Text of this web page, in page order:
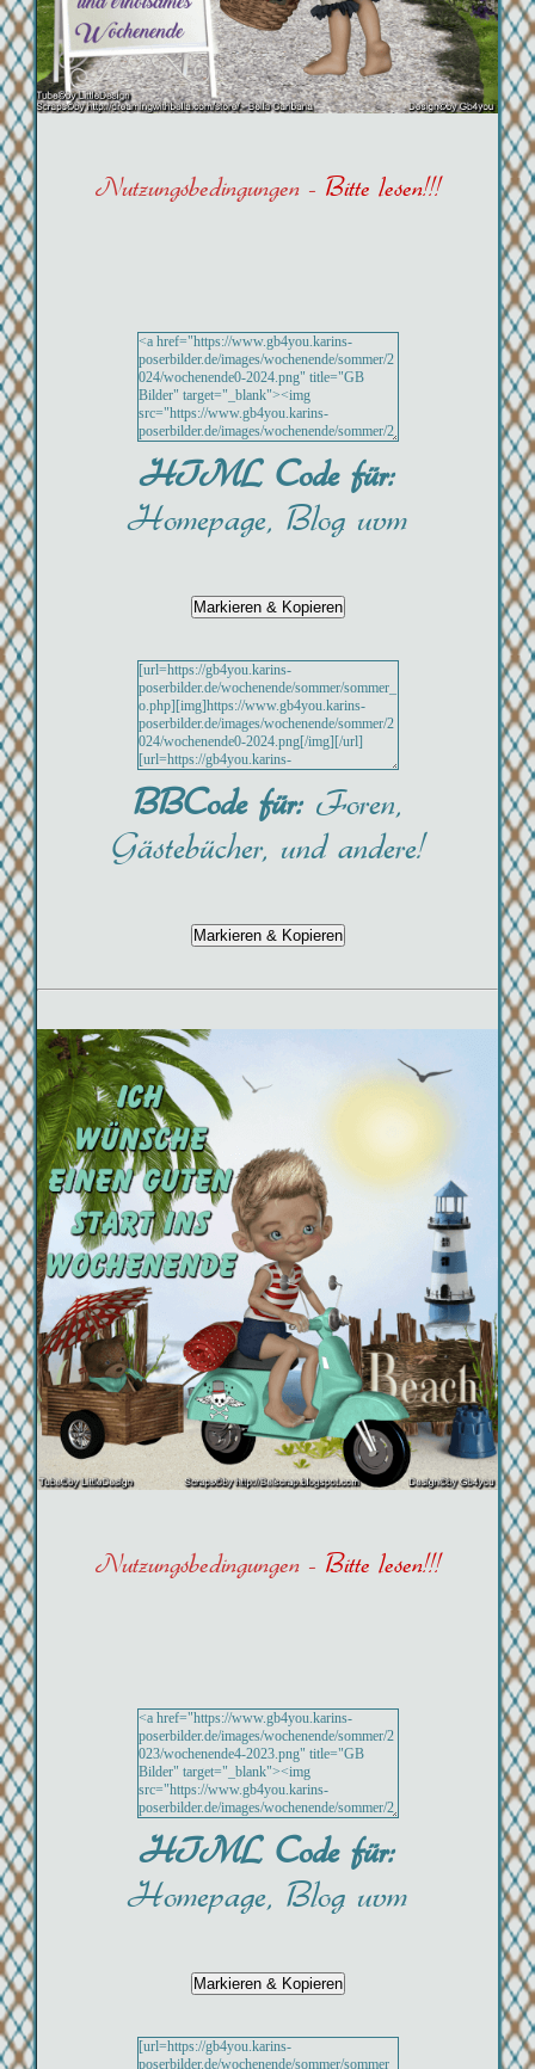
Nutzungsbedingungen - Bitte lesen!!!
HTML Code für:
Homepage, Blog uvm
BBCode für: Foren,
Gästebücher, und andere!
Nutzungsbedingungen - Bitte lesen!!!
HTML Code für:
Homepage, Blog uvm